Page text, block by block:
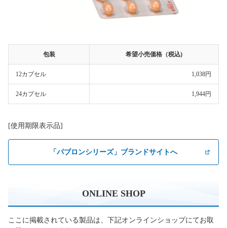
包装 希望小売価格（税込)
12カプセル 1,038円
24カプセル 1,944円
[使用期限表示品]
「パブロンシリーズ」ブランドサイトへ
ONLINE SHOP
ここに掲載されている製品は、下記オンラインショップにてお取